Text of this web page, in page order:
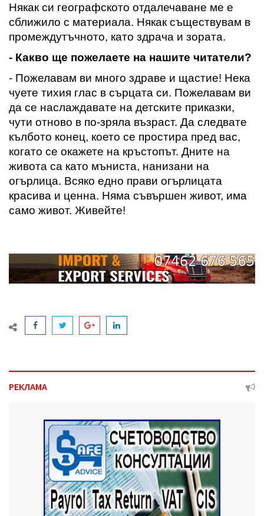
Някак си географското отдалечаване ме е
сближило с материала. Някак съществувам в
промеждутъчното, като здрача и зората.
- Какво ще пожелаете на нашите читатели?
- Пожелавам ви много здраве и щастие! Нека
чуете тихия глас в сърцата си. Пожелавам ви
да се наслаждавате на детските приказки,
чути отново в по-зряла възраст. Да следвате
кълбото конец, което се простира пред вас,
когато се окажете на кръстопът. Дните на
живота са като мъниста, нанизани на
огърлица. Всяко едно прави огърлицата
красива и ценна. Няма съвършен живот, има
само живот. Живейте!
РЕКЛАМА